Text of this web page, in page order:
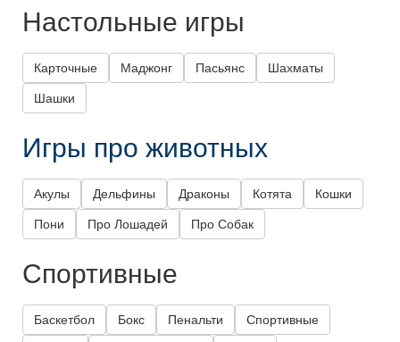
Настольные игры
Карточные Маджонг Пасьянс Шахматы
Шашки
Игры про животных
Акулы Дельфины Драконы Котята Кошки
Пони Про Лошадей Про Собак
Спортивные
Баскетбол Бокс Пенальти Спортивные